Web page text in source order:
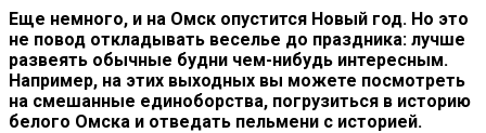
Еще немного, и на Омск опустится Новый год. Но это
не повод откладывать веселье до праздника: лучше
развеять обычные будни чем-нибудь интересным.
Например, на этих выходных вы можете посмотреть
на смешанные единоборства, погрузиться в историю
белого Омска и отведать пельмени с историей.